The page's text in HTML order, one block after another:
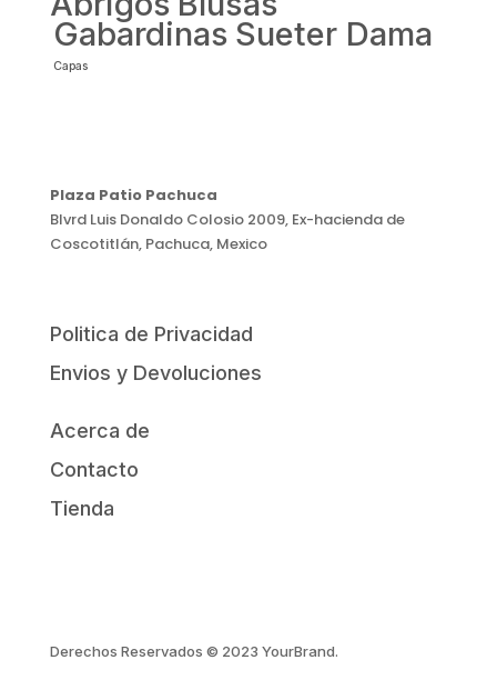
Gabardinas Sueter Dama
Capas
Plaza Patio Pachuca
Blvrd Luis Donaldo Colosio 2009, Ex-hacienda de
Coscotitlán, Pachuca, Mexico
Politica de Privacidad
Envios y Devoluciones
Acerca de
Contacto
Tienda
Derechos Reservados © 2023 YourBrand.